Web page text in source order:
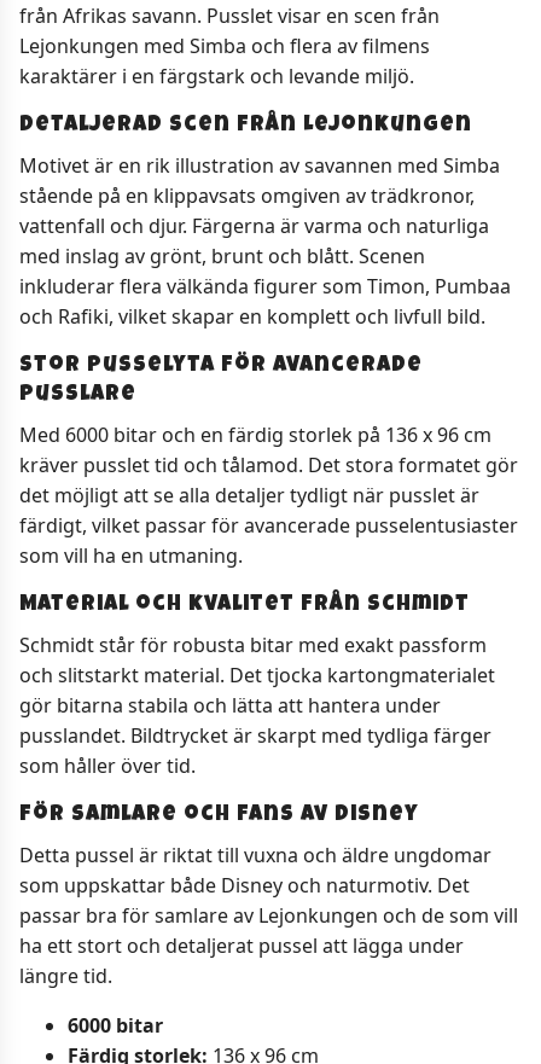
från Afrikas savann. Pusslet visar en scen från
Lejonkungen med Simba och flera av filmens
karaktärer i en färgstark och levande miljö.
Detaljerad scen från Lejonkungen
Motivet är en rik illustration av savannen med Simba
stående på en klippavsats omgiven av trädkronor,
vattenfall och djur. Färgerna är varma och naturliga
med inslag av grönt, brunt och blått. Scenen
inkluderar flera välkända figurer som Timon, Pumbaa
och Rafiki, vilket skapar en komplett och livfull bild.
Stor pusselyta för avancerade
pusslare
Med 6000 bitar och en färdig storlek på 136 x 96 cm
kräver pusslet tid och tålamod. Det stora formatet gör
det möjligt att se alla detaljer tydligt när pusslet är
färdigt, vilket passar för avancerade pusselentusiaster
som vill ha en utmaning.
Material och kvalitet från Schmidt
Schmidt står för robusta bitar med exakt passform
och slitstarkt material. Det tjocka kartongmaterialet
gör bitarna stabila och lätta att hantera under
pusslandet. Bildtrycket är skarpt med tydliga färger
som håller över tid.
För samlare och fans av Disney
Detta pussel är riktat till vuxna och äldre ungdomar
som uppskattar både Disney och naturmotiv. Det
passar bra för samlare av Lejonkungen och de som vill
ha ett stort och detaljerat pussel att lägga under
längre tid.
6000 bitar
Färdig storlek: 136 x 96 cm